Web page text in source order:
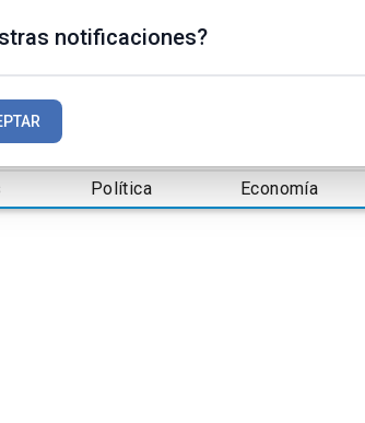
Política Economía
notificaciones?